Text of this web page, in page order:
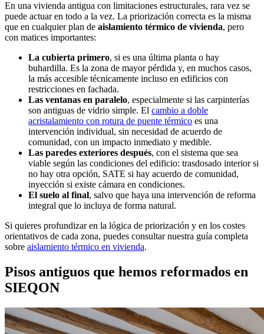
En una vivienda antigua con limitaciones estructurales, rara vez se
puede actuar en todo a la vez. La priorización correcta es la misma
que en cualquier plan de aislamiento térmico de vivienda, pero
con matices importantes:
La cubierta primero, si es una última planta o hay
buhardilla. Es la zona de mayor pérdida y, en muchos casos,
la más accesible técnicamente incluso en edificios con
restricciones en fachada.
Las ventanas en paralelo, especialmente si las carpinterías
son antiguas de vidrio simple. El cambio a doble
acristalamiento con rotura de puente térmico es una
intervención individual, sin necesidad de acuerdo de
comunidad, con un impacto inmediato y medible.
Las paredes exteriores después, con el sistema que sea
viable según las condiciones del edificio: trasdosado interior si
no hay otra opción, SATE si hay acuerdo de comunidad,
inyección si existe cámara en condiciones.
El suelo al final, salvo que haya una intervención de reforma
integral que lo incluya de forma natural.
Si quieres profundizar en la lógica de priorización y en los costes
orientativos de cada zona, puedes consultar nuestra guía completa
sobre aislamiento térmico en vivienda.
Pisos antiguos que hemos reformados en
SIEQON